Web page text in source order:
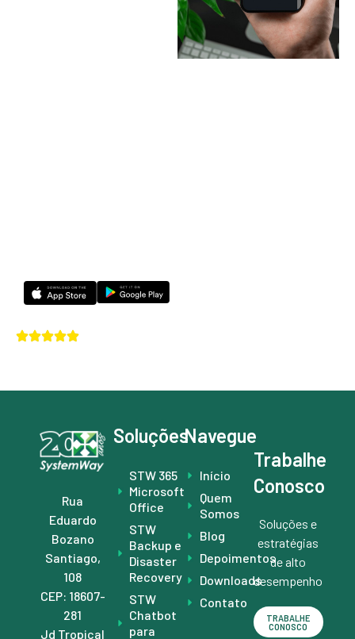
Rua
Eduardo
Bozano
Santiago,
108
CEP: 18607-
281
Jd Tropical
Soluções
STW 365
Microsoft
Office
STW
Backup e
Disaster
Recovery
STW
Chatbot
para
Navegue
Início
Quem
Somos
Blog
Depoimentos
Downloads
Contato
Trabalhe
Conosco
Soluções e
estratégias
de alto
desempenho
TRABALHE
CONOSCO